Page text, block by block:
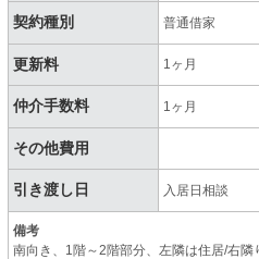
契約種別 普通借家
更新料 1ヶ月
仲介手数料 1ヶ月
その他費用
引き渡し日 入居日相談
備考
南向き、1階～2階部分、左隣は住居/右隣